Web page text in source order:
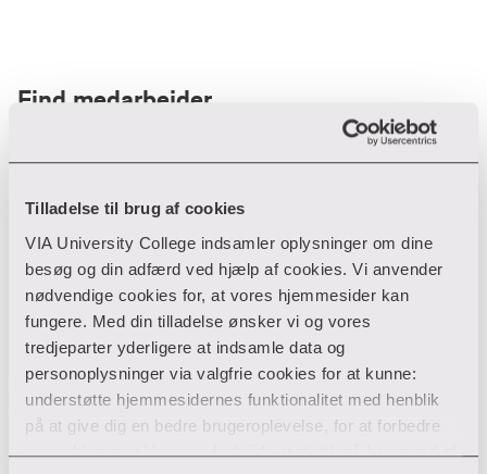
Tilladelse til brug af cookies
VIA University College indsamler oplysninger om dine
besøg og din adfærd ved hjælp af cookies. Vi anvender
nødvendige cookies for, at vores hjemmesider kan
fungere. Med din tilladelse ønsker vi og vores
tredjeparter yderligere at indsamle data og
personoplysninger via valgfrie cookies for at kunne:
understøtte hjemmesidernes funktionalitet med henblik
på at give dig en bedre brugeroplevelse, for at forbedre
vores hjemmesider og udarbejde statistik på baggrund af
Find medarbejder
Filter
Ryd filtre
Din søgning gav desværre ikke noget resultat
Giv ikke op endnu!